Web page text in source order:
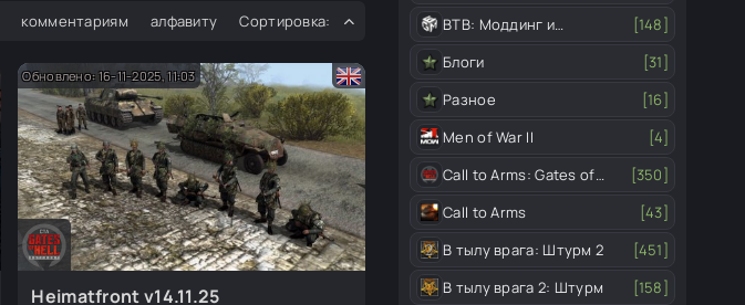
комментариям алфавиту
Обновлено: 16-11-2025, 11:03
Heimatfront v14.11.25
ВТВ: Моддинг и
[148]
Блоги
[31]
Разное
[16]
Men of War II
[4]
Call to Arms: Gates of
[350]
Call to Arms
[43]
В тылу врага: Штурм 2
[451]
В тылу врага 2: Штурм
[158]